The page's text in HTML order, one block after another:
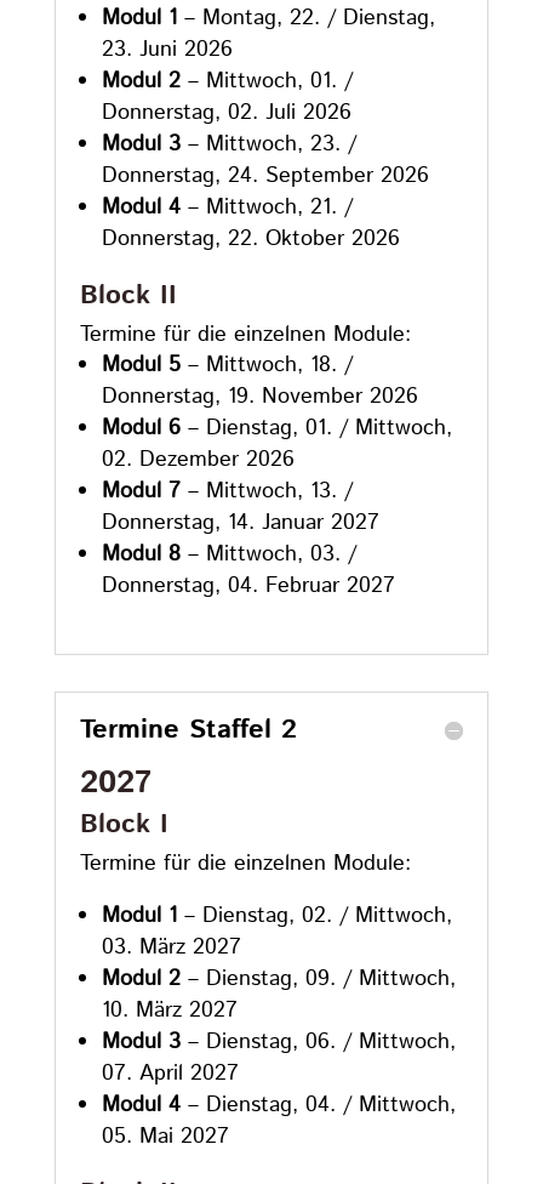
Modul 1– Montag, 22. / Dienstag,
23. Juni 2026
Modul 2– Mittwoch, 01. /
Donnerstag, 02. Juli 2026
Modul 3– Mittwoch, 23. /
Donnerstag, 24. September 2026
Modul 4– Mittwoch, 21. /
Donnerstag, 22. Oktober 2026
Block II
Termine für die einzelnen Module:
Modul 5– Mittwoch, 18. /
Donnerstag, 19. November 2026
Modul 6– Dienstag, 01. / Mittwoch,
02. Dezember 2026
Modul 7– Mittwoch, 13. /
Donnerstag, 14. Januar 2027
Modul 8– Mittwoch, 03. /
Donnerstag, 04. Februar 2027
Termine Staffel 2
2027
Block I
Termine für die einzelnen Module:
Modul 1– Dienstag, 02. / Mittwoch,
03. März 2027
Modul 2– Dienstag, 09. / Mittwoch,
10. März 2027
Modul 3– Dienstag, 06. / Mittwoch,
07. April 2027
Modul 4– Dienstag, 04. / Mittwoch,
05. Mai 2027